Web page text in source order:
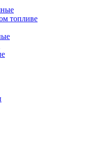
топливе